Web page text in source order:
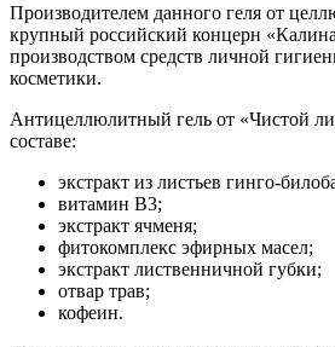
Производителем данного геля от
крупный российский концерн
производством средств личной
косметики.
Антицеллюлитный гель от «Чистой
составе:
экстракт из листьев гинго-
витамин В3;
экстракт ячменя;
фитокомплекс эфирных масел;
экстракт лиственничной губки;
отвар трав;
кофеин.